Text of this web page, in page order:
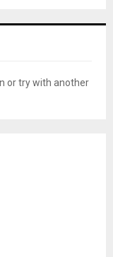
or try with another